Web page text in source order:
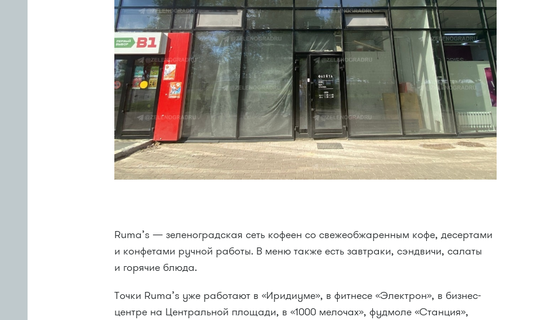
Ruma’s — зеленоградская сеть кофеен со свежеобжаренным кофе, десертами
и конфетами ручной работы. В меню также есть завтраки, сэндвичи, салаты
и горячие блюда.
Точки Ruma’s уже работают в «Иридиуме», в фитнесе «Электрон», в бизнес-
центре на Центральной площади, в «1000 мелочах», фудмоле «Станция»,